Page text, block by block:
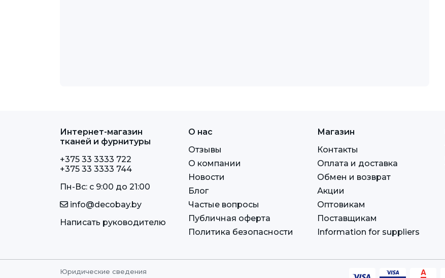
Интернет-магазин
тканей и фурнитуры
+375 33 3333 722
+375 33 3333 744
Пн-Вс: c 9:00 до 21:00
info@decobay.by
Написать руководителю
О нас
Отзывы
О компании
Новости
Блог
Частые вопросы
Публичная оферта
Политика безопасности
Магазин
Контакты
Оплата и доставка
Обмен и возврат
Акции
Оптовикам
Поставщикам
Information for suppliers
Юридические сведения